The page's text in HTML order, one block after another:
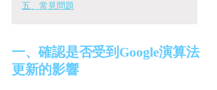
五、常見問題
一、確認是否受到Google演算法
更新的影響